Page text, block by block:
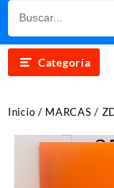
Categoría
Inicio / MARCAS /